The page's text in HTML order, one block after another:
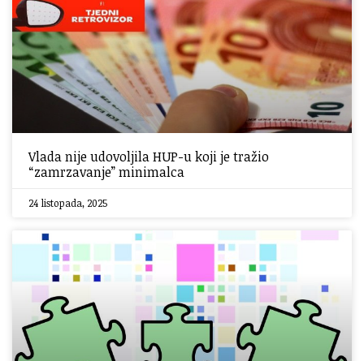
Vlada nije udovoljila HUP-u koji je tražio
“zamrzavanje” minimalca
24 listopada, 2025